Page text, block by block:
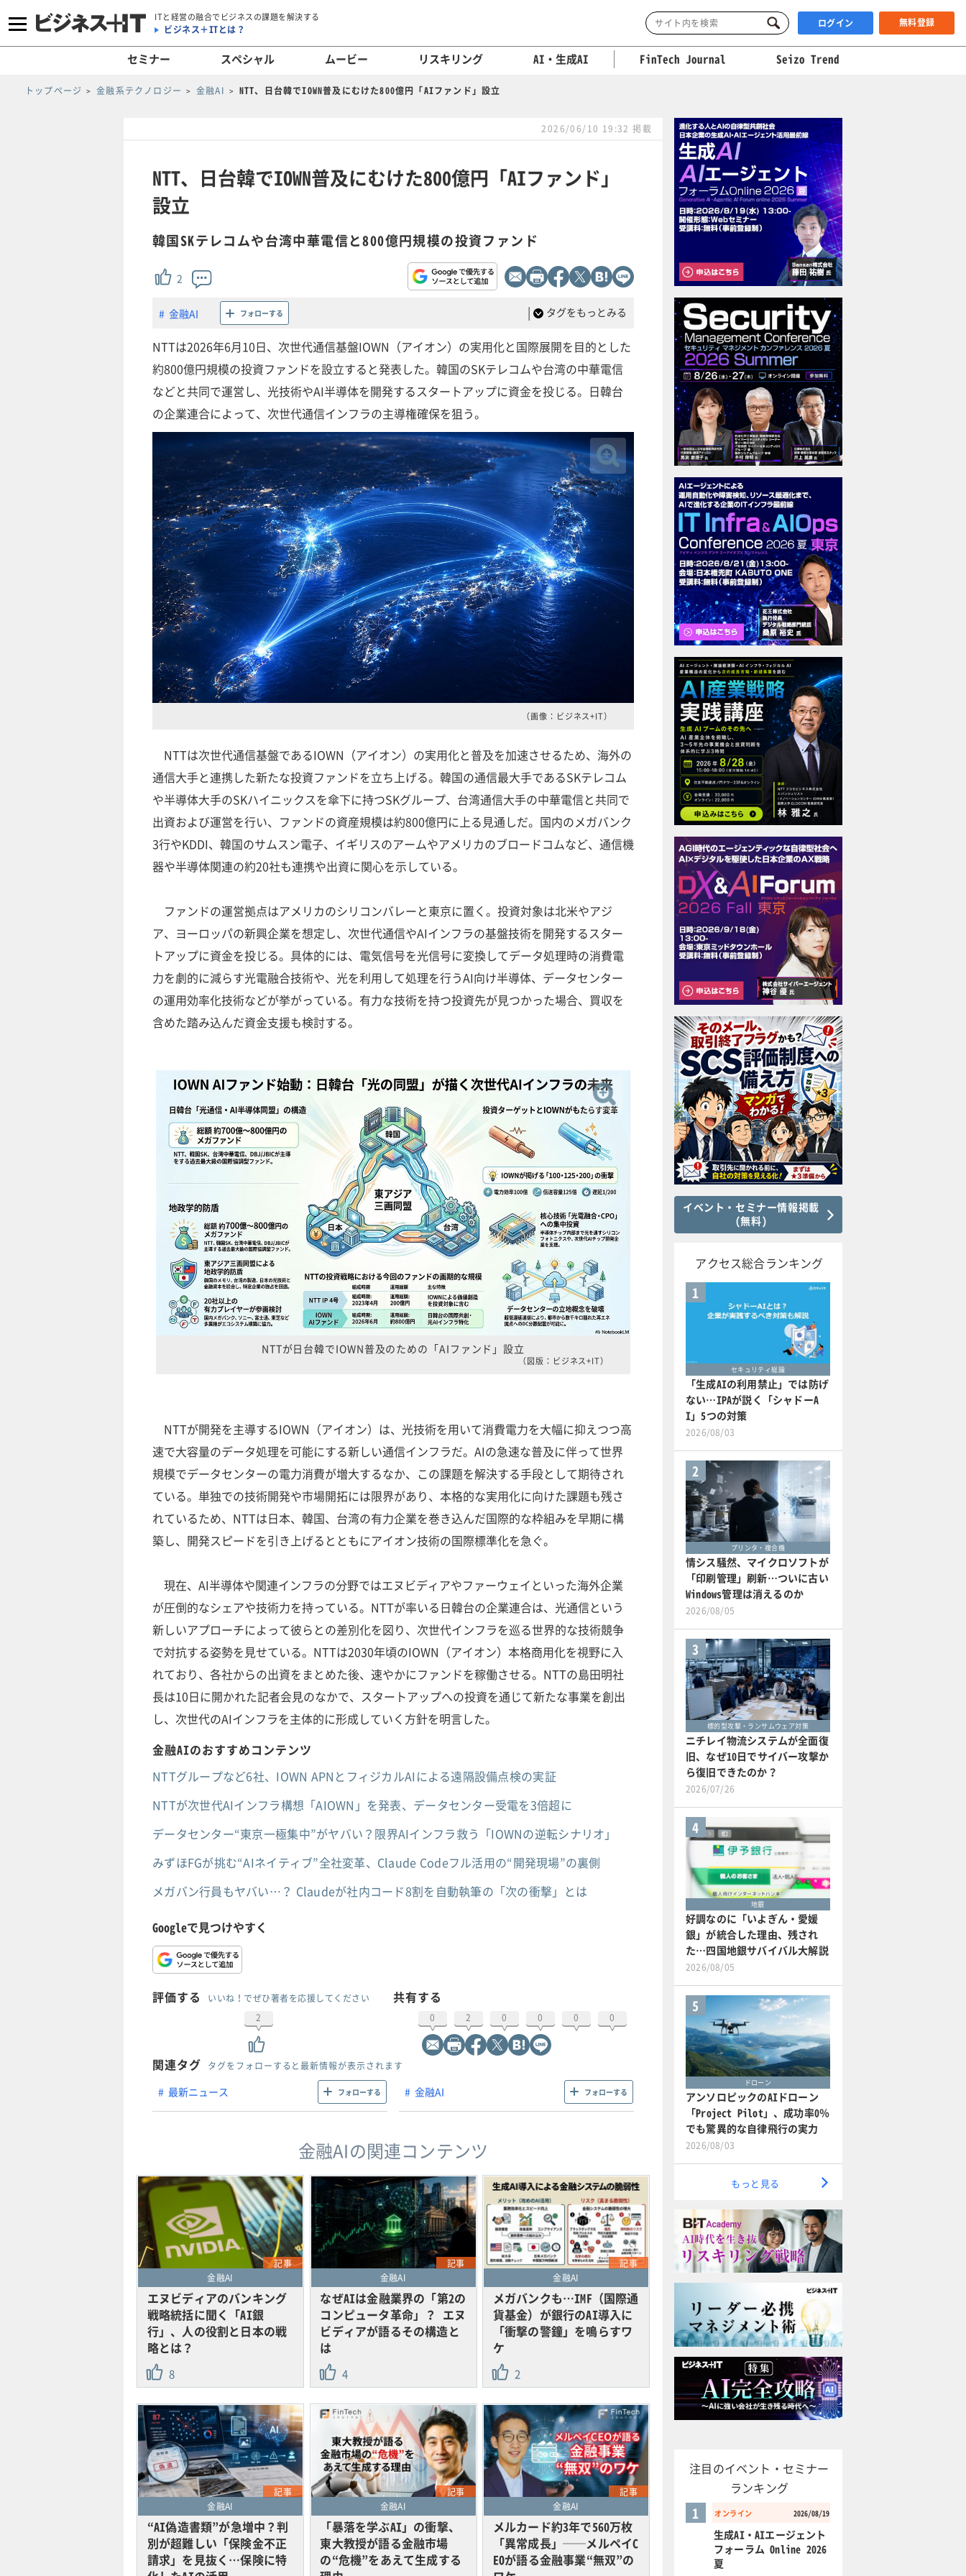
ITと経営の融合でビジネスの課題を解決する
ビジネス＋ITとは？ ログイン 無料登録
セミナー スペシャル ムービー リスキリング AI・生成AI FinTech Journal Seizo Trend
トップページ 金融系テクノロジー 金融AI NTT、日台韓でIOWN普及にむけた800億円「AIファンド」設立
2026/06/10 19:32 掲載
NTT、日台韓でIOWN普及にむけた800億円「AIファンド」
設立
韓国SKテレコムや台湾中華電信と800億円規模の投資ファンド
2
金融AI フォローする | タグをもっとみる
NTTは2026年6月10日、次世代通信基盤IOWN（アイオン）の実用化と国際展開を目的とした
約800億円規模の投資ファンドを設立すると発表した。韓国のSKテレコムや台湾の中華電信
などと共同で運営し、光技術やAI半導体を開発するスタートアップに資金を投じる。日韓台
の企業連合によって、次世代通信インフラの主導権確保を狙う。
（画像：ビジネス+IT）
NTTは次世代通信基盤であるIOWN（アイオン）の実用化と普及を加速させるため、海外の
通信大手と連携した新たな投資ファンドを立ち上げる。韓国の通信最大手であるSKテレコム
や半導体大手のSKハイニックスを傘下に持つSKグループ、台湾通信大手の中華電信と共同で
出資および運営を行い、ファンドの資産規模は約800億円に上る見通しだ。国内のメガバンク
3行やKDDI、韓国のサムスン電子、イギリスのアームやアメリカのブロードコムなど、通信機
器や半導体関連の約20社も連携や出資に関心を示している。
ファンドの運営拠点はアメリカのシリコンバレーと東京に置く。投資対象は北米やアジ
ア、ヨーロッパの新興企業を想定し、次世代通信やAIインフラの基盤技術を開発するスター
トアップに資金を投じる。具体的には、電気信号を光信号に変換してデータ処理時の消費電
力を劇的に減らす光電融合技術や、光を利用して処理を行うAI向け半導体、データセンター
の運用効率化技術などが挙がっている。有力な技術を持つ投資先が見つかった場合、買収を
含めた踏み込んだ資金支援も検討する。
NTTが日台韓でIOWN普及のための「AIファンド」設立
（図版：ビジネス+IT）
NTTが開発を主導するIOWN（アイオン）は、光技術を用いて消費電力を大幅に抑えつつ高
速で大容量のデータ処理を可能にする新しい通信インフラだ。AIの急速な普及に伴って世界
規模でデータセンターの電力消費が増大するなか、この課題を解決する手段として期待され
ている。単独での技術開発や市場開拓には限界があり、本格的な実用化に向けた課題も残さ
れているため、NTTは日本、韓国、台湾の有力企業を巻き込んだ国際的な枠組みを早期に構
築し、開発スピードを引き上げるとともにアイオン技術の国際標準化を急ぐ。
現在、AI半導体や関連インフラの分野ではエヌビディアやファーウェイといった海外企業
が圧倒的なシェアや技術力を持っている。NTTが率いる日韓台の企業連合は、光通信という
新しいアプローチによって彼らとの差別化を図り、次世代インフラを巡る世界的な技術競争
で対抗する姿勢を見せている。NTTは2030年頃のIOWN（アイオン）本格商用化を視野に入
れており、各社からの出資をまとめた後、速やかにファンドを稼働させる。NTTの島田明社
長は10日に開かれた記者会見のなかで、スタートアップへの投資を通じて新たな事業を創出
し、次世代のAIインフラを主体的に形成していく方針を明言した。
金融AIのおすすめコンテンツ
NTTグループなど6社、IOWN APNとフィジカルAIによる遠隔設備点検の実証
NTTが次世代AIインフラ構想「AIOWN」を発表、データセンター受電を3倍超に
データセンター“東京一極集中”がヤバい？限界AIインフラ救う「IOWNの逆転シナリオ」
みずほFGが挑む“AIネイティブ”全社変革、Claude Codeフル活用の“開発現場”の裏側
メガバン行員もヤバい…？ Claudeが社内コード8割を自動執筆の「次の衝撃」とは
Googleで見つけやすく
評価する
いいね！でぜひ著者を応援してください
2
共有する
0 2 0 0 0 0
関連タグ タグをフォローすると最新情報が表示されます
最新ニュース フォローする 金融AI フォローする
金融AIの関連コンテンツ
記事
金融AI
エヌビディアのバンキング
戦略統括に聞く「AI銀
行」、人の役割と日本の戦
略とは？
8
記事
金融AI
なぜAIは金融業界の「第2の
コンピュータ革命」？ エヌ
ビディアが語るその構造と
は
4
記事
金融AI
メガバンクも…IMF（国際通
貨基金）が銀行のAI導入に
「衝撃の警鐘」を鳴らすワ
ケ
2
記事
金融AI
“AI偽造書類”が急増中？判
別が超難しい「保険金不正
請求」を見抜く…保険に特
記事
金融AI
「暴落を学ぶAI」の衝撃、
東大教授が語る金融市場
の“危機”をあえて生成する
記事
金融AI
メルカード約3年で560万枚
「異常成長」──メルペイC
EOが語る金融事業“無双”の
イベント・セミナー情報掲載
(無料)
アクセス総合ランキング
1
セキュリティ総論
「生成AIの利用禁止」では防げ
ない…IPAが説く「シャドーA
I」5つの対策
2026/08/03
2
プリンタ・複合機
情シス騒然、マイクロソフトが
「印刷管理」刷新…ついに古い
Windows管理は消えるのか
2026/08/05
3
標的型攻撃・ランサムウェア対策
ニチレイ物流システムが全面復
旧、なぜ10日でサイバー攻撃か
ら復旧できたのか？
2026/07/26
4
地銀
好調なのに「いよぎん・愛媛
銀」が統合した理由、残され
た…四国地銀サバイバル大解説
2026/08/05
5
ドローン
アンソロピックのAIドローン
「Project Pilot」、成功率0％
でも驚異的な自律飛行の実力
2026/08/03
もっと見る
注目のイベント・セミナー
ランキング
オンライン 2026/08/19
1
生成AI・AIエージェント
フォーラム Online 2026
夏